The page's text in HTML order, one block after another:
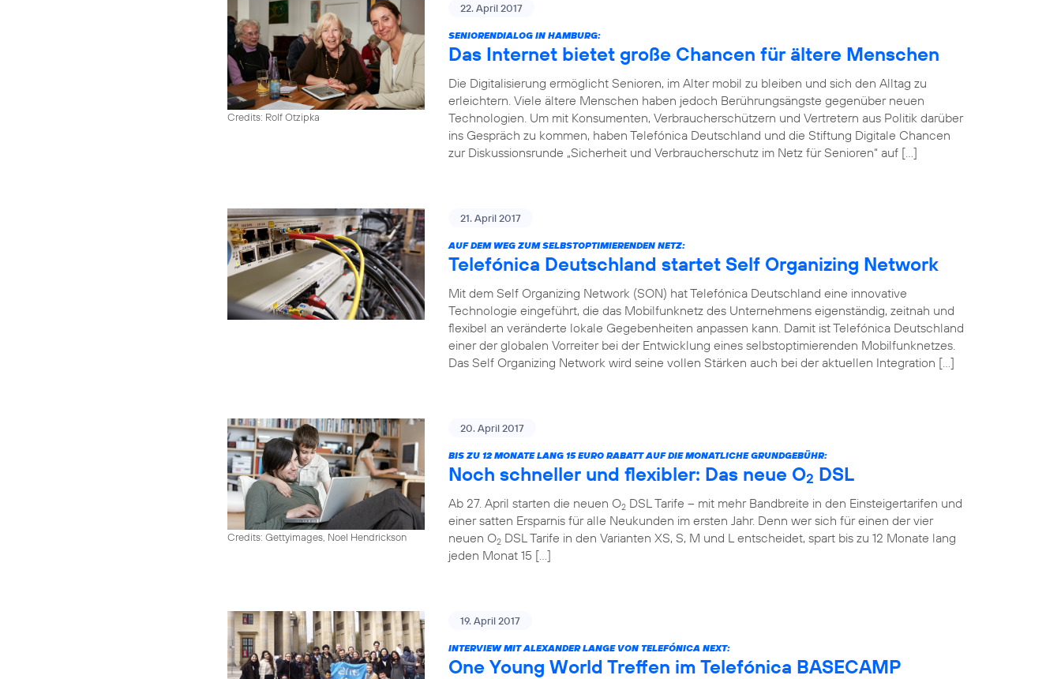
Credits: Rolf Otzipka
22. April 2017
SENIORENDIALOG IN HAMBURG:
Das Internet bietet große Chancen für ältere Menschen
Die Digitalisierung ermöglicht Senioren, im Alter mobil zu bleiben und sich den Alltag zu
erleichtern. Viele ältere Menschen haben jedoch Berührungsängste gegenüber neuen
Technologien. Um mit Konsumenten, Verbraucherschützern und Vertretern aus Politik darüber
ins Gespräch zu kommen, haben Telefónica Deutschland und die Stiftung Digitale Chancen
zur Diskussionsrunde „Sicherheit und Verbraucherschutz im Netz für Senioren“ auf […]
21. April 2017
AUF DEM WEG ZUM SELBSTOPTIMIERENDEN NETZ:
Telefónica Deutschland startet Self Organizing Network
Mit dem Self Organizing Network (SON) hat Telefónica Deutschland eine innovative
Technologie eingeführt, die das Mobilfunknetz des Unternehmens eigenständig, zeitnah und
flexibel an veränderte lokale Gegebenheiten anpassen kann. Damit ist Telefónica Deutschland
einer der globalen Vorreiter bei der Entwicklung eines selbstoptimierenden Mobilfunknetzes.
Das Self Organizing Network wird seine vollen Stärken auch bei der aktuellen Integration […]
Credits: Gettyimages, Noel Hendrickson
20. April 2017
BIS ZU 12 MONATE LANG 15 EURO RABATT AUF DIE MONATLICHE GRUNDGEBÜHR:
Noch schneller und flexibler: Das neue O2 DSL
Ab 27. April starten die neuen O2 DSL Tarife – mit mehr Bandbreite in den Einsteigertarifen und
einer satten Ersparnis für alle Neukunden im ersten Jahr. Denn wer sich für einen der vier
neuen O2 DSL Tarife in den Varianten XS, S, M und L entscheidet, spart bis zu 12 Monate lang
jeden Monat 15 […]
19. April 2017
INTERVIEW MIT ALEXANDER LANGE VON TELEFÓNICA NEXT:
One Young World Treffen im Telefónica BASECAMP